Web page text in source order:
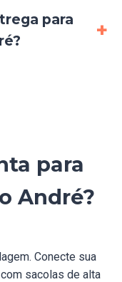
para
para
André?
Conecte sua
sacolas de alta